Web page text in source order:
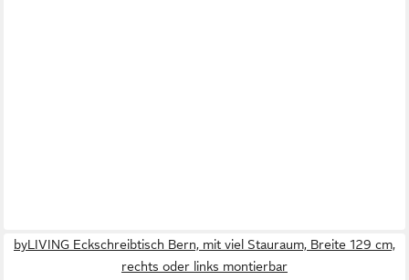
byLIVING Eckschreibtisch Bern, mit viel Stauraum, Breite 129 cm,
rechts oder links montierbar